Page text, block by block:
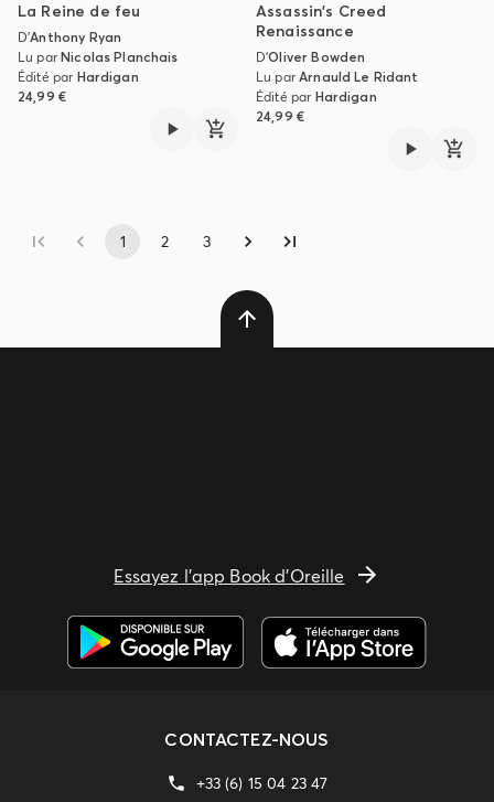
La Reine de feu
D'Anthony Ryan
Lu parNicolas Planchais
Édité par Hardigan
24,99 €
Assassin's Creed
Renaissance
D'Oliver Bowden
Lu parArnauld Le Ridant
Édité par Hardigan
24,99 €
1 2 3
Essayez l'app Book d'Oreille
CONTACTEZ-NOUS
+33 (6) 15 04 23 47